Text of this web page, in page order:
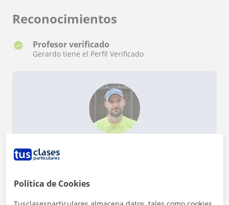
Reconocimientos
Profesor verificado
Gerardo tiene el Perfil Verificado
Política de Cookies